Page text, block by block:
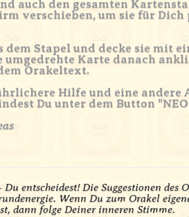
auch den gesamten
verschieben, um sie für Dich
dem Stapel und decke sie mit
umgedrehte Karte danach
Orakeltext.
Hilfe und eine andere
Du unter dem Button
entscheidest! Die Suggestionen des
Wenn Du zum Orakel
dann folge Deiner inneren Stimme.